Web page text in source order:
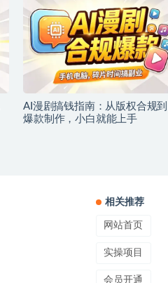
AI漫剧搞钱指南：从版权合规到
爆款制作，小白就能上手
相关推荐
网站首页
实操项目
会员开通